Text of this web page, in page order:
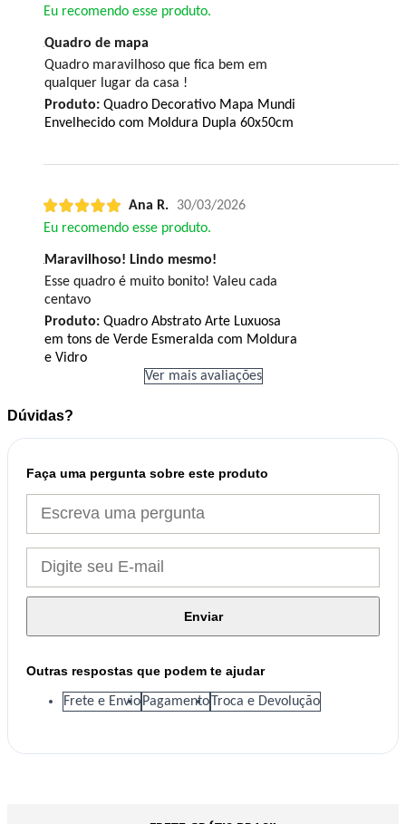
Eu recomendo esse produto.
Quadro de mapa
Quadro maravilhoso que fica bem em
qualquer lugar da casa !
Produto: Quadro Decorativo Mapa Mundi
Envelhecido com Moldura Dupla 60x50cm
Ana R.
30/03/2026
Eu recomendo esse produto.
Maravilhoso! Lindo mesmo!
Esse quadro é muito bonito! Valeu cada
centavo
Produto: Quadro Abstrato Arte Luxuosa
em tons de Verde Esmeralda com Moldura
e Vidro
Ver mais avaliações
Dúvidas?
Faça uma pergunta sobre este produto
Enviar
Outras respostas que podem te ajudar
Frete e Envio Pagamento Troca e Devolução